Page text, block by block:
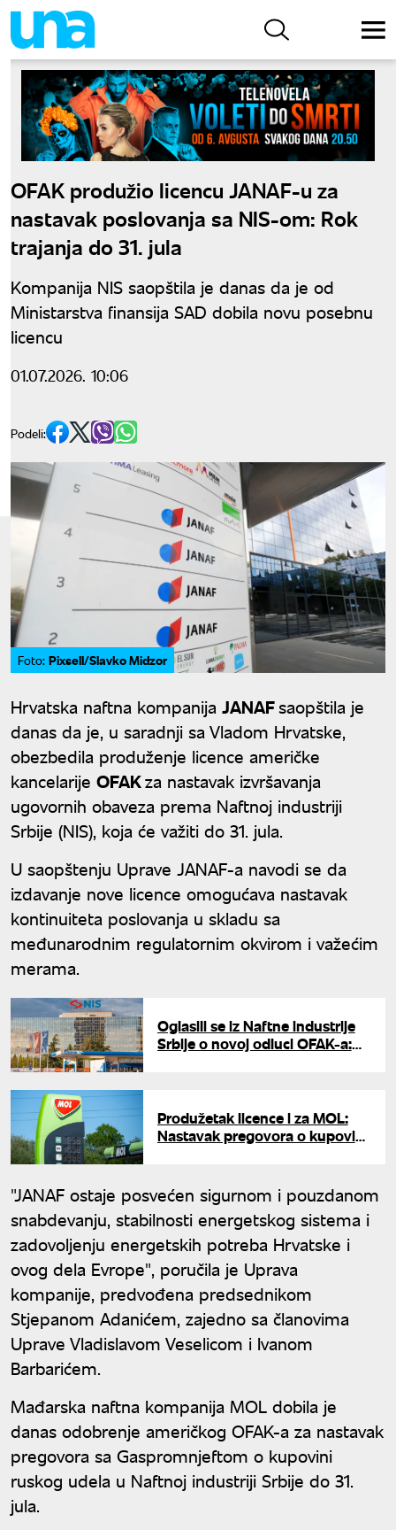
OFAK produžio licencu JANAF-u za
nastavak poslovanja sa NIS-om: Rok
trajanja do 31. jula
Kompanija NIS saopštila je danas da je od
Ministarstva finansija SAD dobila novu posebnu
licencu
01.07.2026. 10:06
Podeli:
Foto: Pixsell/Slavko Midzor
Hrvatska naftna kompanija JANAFsaopštila je
danas da je, u saradnji sa Vladom Hrvatske,
obezbedila produženje licence američke
kancelarije OFAKza nastavak izvršavanja
ugovornih obaveza prema Naftnoj industriji
Srbije (NIS), koja će važiti do 31. jula.
U saopštenju Uprave JANAF-a navodi se da
izdavanje nove licence omogućava nastavak
kontinuiteta poslovanja u skladu sa
međunarodnim regulatornim okvirom i važećim
merama.
Oglasili se iz Naftne industrije
Srbije o novoj odluci OFAK-a:
Produžetak licence i za MOL:
Nastavak pregovora o kupovini
"JANAF ostaje posvećen sigurnom i pouzdanom
snabdevanju, stabilnosti energetskog sistema i
zadovoljenju energetskih potreba Hrvatske i
ovog dela Evrope", poručila je Uprava
kompanije, predvođena predsednikom
Stjepanom Adanićem, zajedno sa članovima
Uprave Vladislavom Veselicom i Ivanom
Barbarićem.
Mađarska naftna kompanija MOL dobila je
danas odobrenje američkog OFAK-a za nastavak
pregovora sa Gaspromnjeftom o kupovini
ruskog udela u Naftnoj industriji Srbije do 31.
jula.